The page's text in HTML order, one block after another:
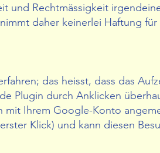
und Rechtmässigkeit
daher keinerlei Haftung
das heisst, dass das
Plugin durch Anklicken
mit Ihrem Google-Konto
Klick) und kann diesen